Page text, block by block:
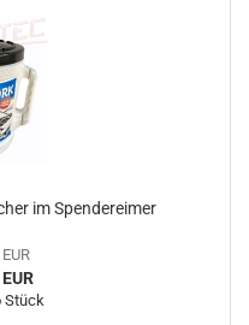
im Spendereimer
Stück